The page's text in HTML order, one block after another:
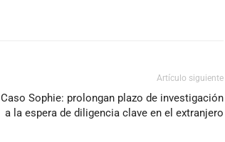
Artículo siguiente
Caso Sophie: prolongan plazo de investigación
a la espera de diligencia clave en el extranjero